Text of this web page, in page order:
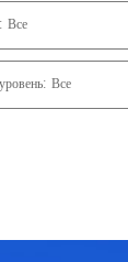
Все
Все